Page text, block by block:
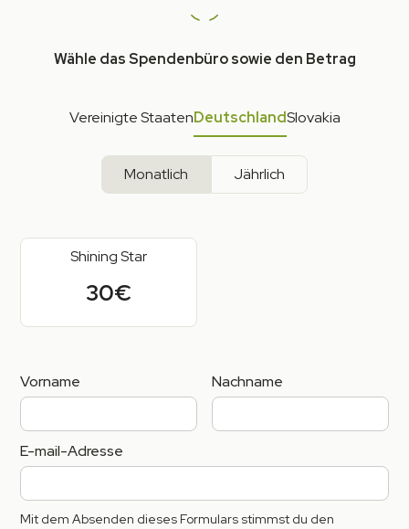
Wähle das Spendenbüro sowie den Betrag
Vereinigte StaatenDeutschlandSlovakia
Monatlich Jährlich
Shining Star
30€
Vorname Nachname
E-mail-Adresse
Mit dem Absenden dieses Formulars stimmst du den